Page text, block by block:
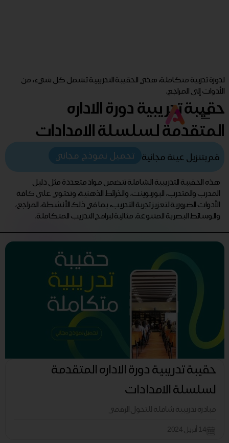
لدورة تدربية متكاملة، هذي الحقيبة التدريبية تشمل كل شيء، من
الأدوات إلى المراجع.
حقيبة تدريبية دورة الاداره
المتقدمة لسلسلة الامدادات
قم بتنزيل عينة مجانية تحميل نموذج مجاني
هذه الحقيبة التدريبية الشاملة تتضمن مواد متعددة مثل دليل
المدرب والمتدرب، البوربوينت، والخرائط الذهنية، وتحتوي على كافة
الأدوات الضرورية لتعزيز تجربة التدريب، بما في ذلك الأنشطة، المراجع،
والوسائط البصرية المتنوعة. مثالية لبرامج التدريب المتكاملة.
حقيبة تدريبية دورة الاداره المتقدمة
لسلسلة الامدادات
مبادرة تدريبية شاملة للتحول الرقمي
14 أبريل 2024